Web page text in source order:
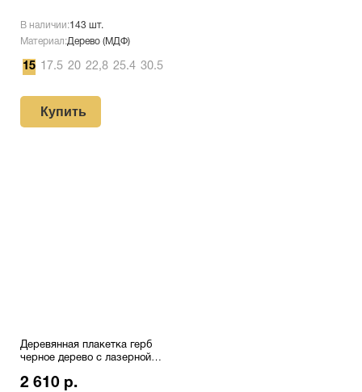
В наличии:143 шт.
Материал:Дерево (МДФ)
15 17.5 20 22,8 25.4 30.5
Купить
Деревянная плакетка герб
черное дерево с лазерной
2 610 р.